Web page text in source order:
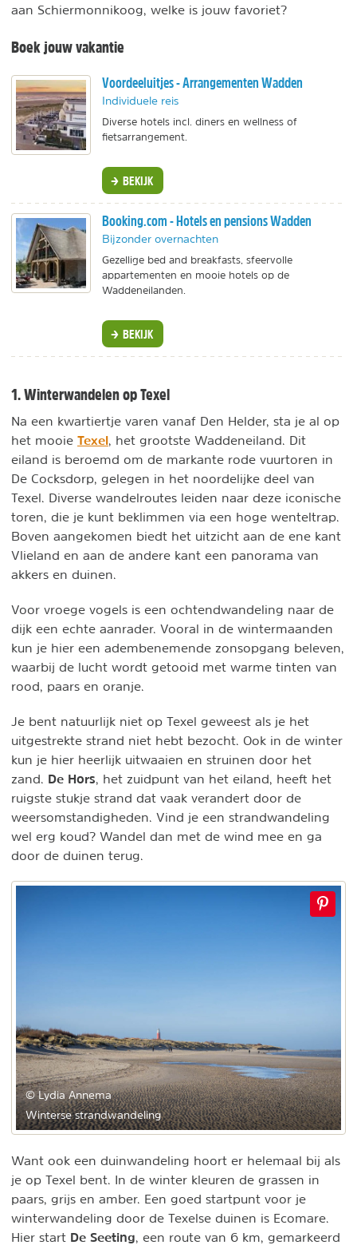
aan Schiermonnikoog, welke is jouw favoriet?
Boek jouw vakantie
Voordeeluitjes - Arrangementen Wadden
Individuele reis
Diverse hotels incl. diners en wellness of
fietsarrangement.
BEKIJK
Booking.com - Hotels en pensions Wadden
Bijzonder overnachten
Gezellige bed and breakfasts, sfeervolle
appartementen en mooie hotels op de
Waddeneilanden.
BEKIJK
1. Winterwandelen op Texel
Na een kwartiertje varen vanaf Den Helder, sta je al op
het mooie Texel, het grootste Waddeneiland. Dit
eiland is beroemd om de markante rode vuurtoren in
De Cocksdorp, gelegen in het noordelijke deel van
Texel. Diverse wandelroutes leiden naar deze iconische
toren, die je kunt beklimmen via een hoge wenteltrap.
Boven aangekomen biedt het uitzicht aan de ene kant
Vlieland en aan de andere kant een panorama van
akkers en duinen.
Voor vroege vogels is een ochtendwandeling naar de
dijk een echte aanrader. Vooral in de wintermaanden
kun je hier een adembenemende zonsopgang beleven,
waarbij de lucht wordt getooid met warme tinten van
rood, paars en oranje.
Je bent natuurlijk niet op Texel geweest als je het
uitgestrekte strand niet hebt bezocht. Ook in de winter
kun je hier heerlijk uitwaaien en struinen door het
zand. De Hors, het zuidpunt van het eiland, heeft het
ruigste stukje strand dat vaak verandert door de
weersomstandigheden. Vind je een strandwandeling
wel erg koud? Wandel dan met de wind mee en ga
door de duinen terug.
© Lydia Annema
Winterse strandwandeling
Want ook een duinwandeling hoort er helemaal bij als
je op Texel bent. In de winter kleuren de grassen in
paars, grijs en amber. Een goed startpunt voor je
winterwandeling door de Texelse duinen is Ecomare.
Hier start De Seeting, een route van 6 km, gemarkeerd